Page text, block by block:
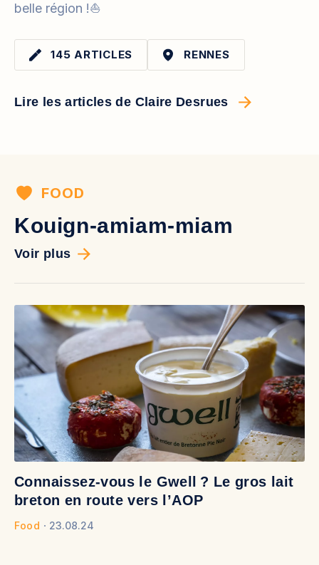
belle région !⛵️
145 ARTICLES RENNES
Lire les articles de Claire Desrues
Kouign-amiam-miam
FOOD
Voir plus
Connaissez-vous le Gwell ? Le gros lait
breton en route vers l’AOP
Food 23.08.24